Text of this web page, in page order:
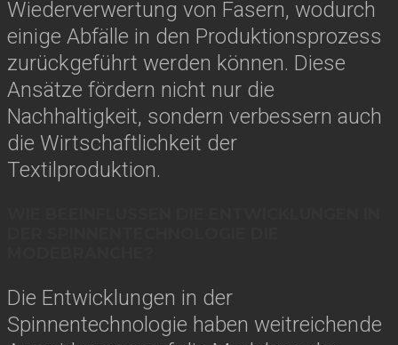
Wiederverwertung von Fasern, wodurch
einige Abfälle in den Produktionsprozess
zurückgeführt werden können. Diese
Ansätze fördern nicht nur die
Nachhaltigkeit, sondern verbessern auch
die Wirtschaftlichkeit der
Textilproduktion.
Die Entwicklungen in der
Spinnentechnologie haben weitreichende